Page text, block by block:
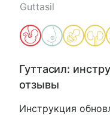
Guttasil
Гуттасил:
отзывы
Инструкция